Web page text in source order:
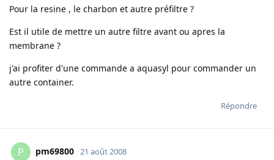
Pour la resine , le charbon et autre préfiltre ?
Est il utile de mettre un autre filtre avant ou apres la
membrane ?
j'ai profiter d'une commande a aquasyl pour commander un
autre container.
Répondre
P pm69800 21 août 2008